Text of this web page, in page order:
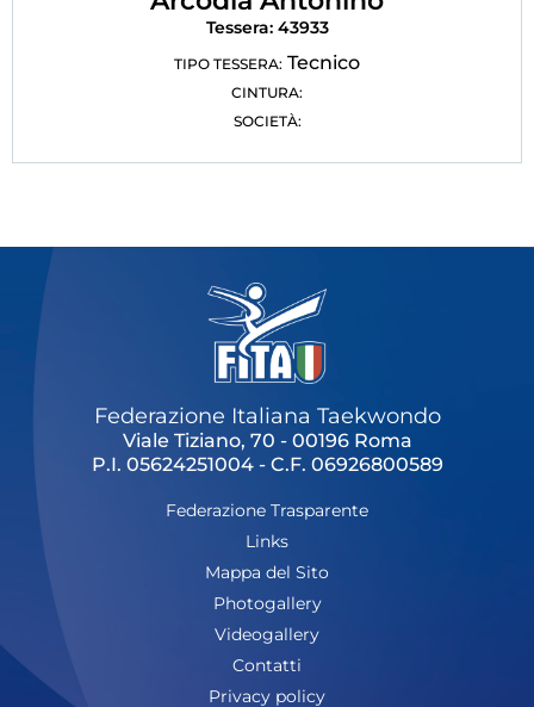
Mappa del sito
Cookie policy
Feed
Dove siamo
Federazione Trasparente
Fita HUB
Tessera: 43933
TIPO TESSERA: Tecnico
CINTURA:
SOCIETÀ:
Federazione Italiana Taekwondo
Viale Tiziano, 70 - 00196 Roma
P.I. 05624251004 - C.F. 06926800589
Federazione Trasparente
Links
Mappa del Sito
Photogallery
Videogallery
Contatti
Privacy policy